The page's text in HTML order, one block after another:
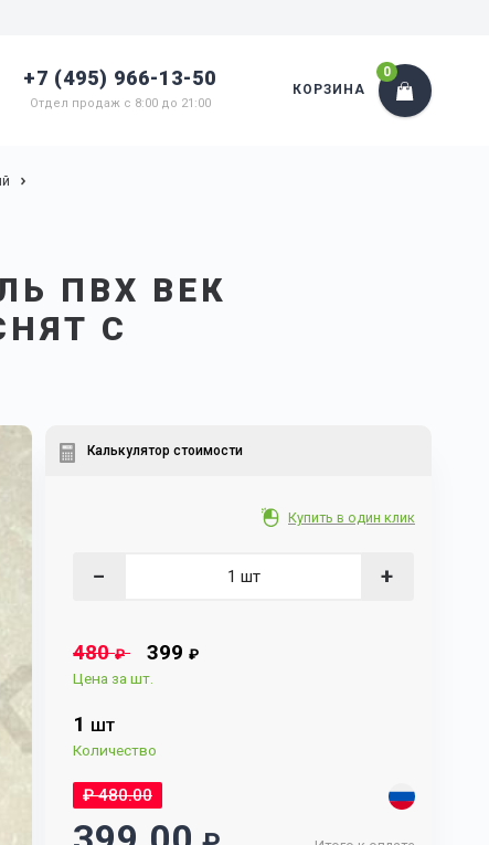
+7 (495) 966-13-50
Отдел продаж с 8:00 до 21:00
КОРЗИНА
0
ПВХ ВЕК
С
Калькулятор стоимости
Купить в один клик
− +
480 ₽ 399 ₽
Цена за шт.
1 ШТ
Количество
₽480.00